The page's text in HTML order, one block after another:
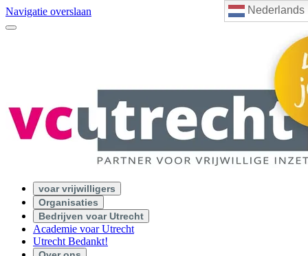
Nederlands
Navigatie overslaan
voar vrijwilligers
Organisaties
Bedrijven voar Utrecht
Academie voar Utrecht
Utrecht Bedankt!